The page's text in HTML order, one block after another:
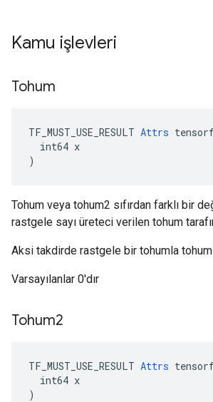
Kamu işlevleri
Tohum
TF_MUST_USE_RESULT Attrs
  int64 x
)
Tohum veya tohum2 sıfırdan farklı bir
rastgele sayı üreteci verilen tohum
Aksi takdirde rastgele bir tohumla
Varsayılanlar 0'dır
Tohum2
TF_MUST_USE_RESULT Attrs
  int64 x
)